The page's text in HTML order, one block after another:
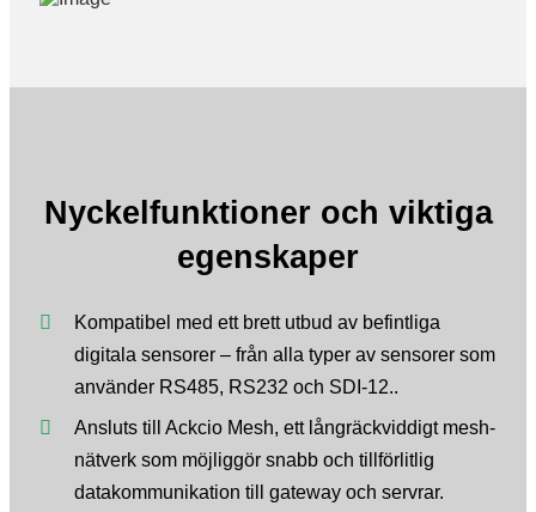
Nyckelfunktioner och viktiga
egenskaper
Kompatibel med ett brett utbud av befintliga
digitala sensorer – från alla typer av sensorer som
använder RS485, RS232 och SDI-12..
Ansluts till Ackcio Mesh, ett långräckviddigt mesh-
nätverk som möjliggör snabb och tillförlitlig
datakommunikation till gateway och servrar.